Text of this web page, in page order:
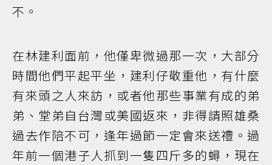
不。
在林建利面前，他僅卑微過那一次，大部分
時間他們平起平坐，建利仔敬重他，有什麼
有來頭之人來訪，或者他那些事業有成的弟
弟、堂弟自台灣或美國返來，非得請照雄桑
過去作陪不可，逢年過節一定會來送禮。過
年前一個港子人抓到一隻四斤多的蟳，現在